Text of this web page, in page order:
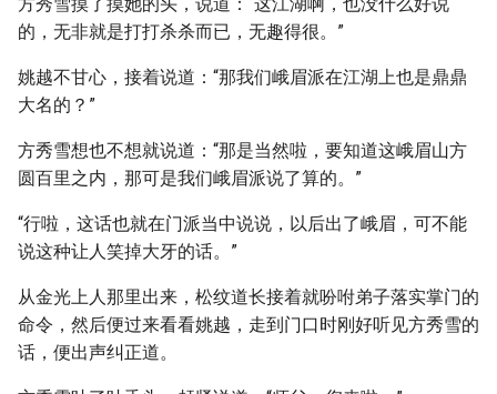
的，无非就是打打杀杀而已，无趣得很。”
姚越不甘心，接着说道：“那我们峨眉派在江湖上也是鼎鼎
大名的？”
方秀雪想也不想就说道：“那是当然啦，要知道这峨眉山方
圆百里之内，那可是我们峨眉派说了算的。”
“行啦，这话也就在门派当中说说，以后出了峨眉，可不能
说这种让人笑掉大牙的话。”
从金光上人那里出来，松纹道长接着就吩咐弟子落实掌门的
命令，然后便过来看看姚越，走到门口时刚好听见方秀雪的
话，便出声纠正道。